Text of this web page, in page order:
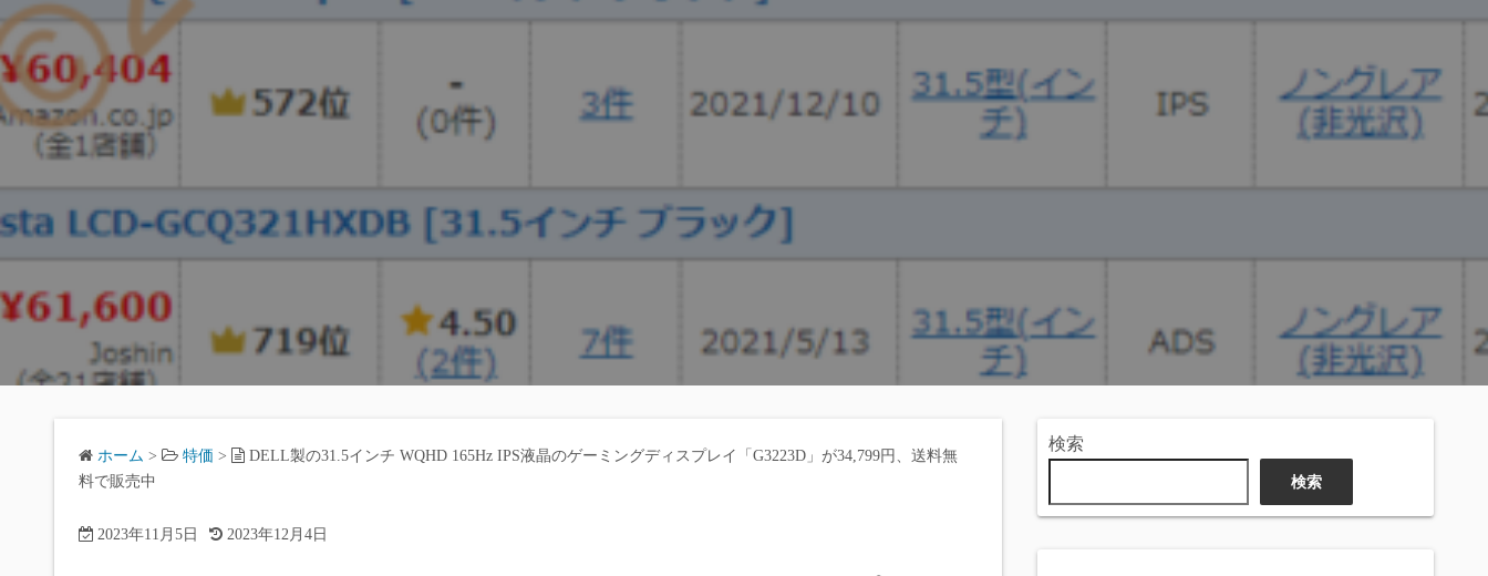
ホーム > 特価 >
DELL製の31.5インチ WQHD 165Hz IPS液晶のゲーミングディスプレイ「G3223D」が34,799円、送料無
料で販売中
2023年11月5日 2023年12月4日
検索
検索